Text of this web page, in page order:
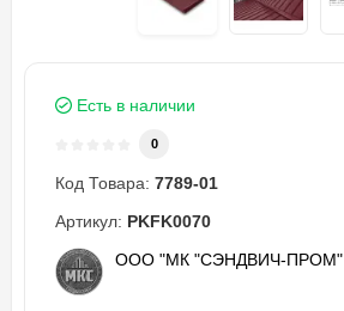
Есть в наличии
0
Код Товара: 7789-01
Артикул: PKFK0070
ООО "МК "СЭНДВИЧ-ПРОМ"